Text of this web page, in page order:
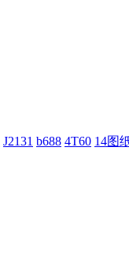
J2131 b688 4T60 14图